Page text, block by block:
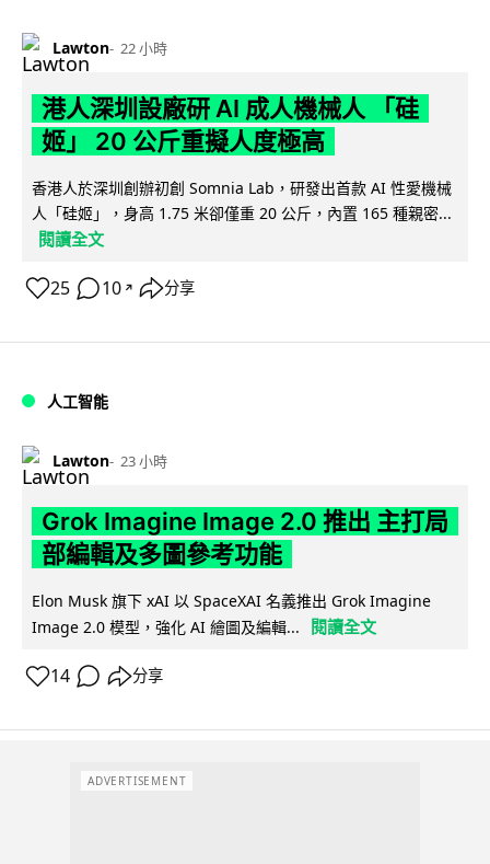
Lawton 22 小時
港人深圳設廠研 AI 成人機械人 「硅
姬」 20 公斤重擬人度極高
香港人於深圳創辦初創 Somnia Lab，研發出首款 AI 性愛機械
人「硅姬」，身高 1.75 米卻僅重 20 公斤，內置 165 種親密...
閱讀全文
25 10 ↗ 分享
人工智能
Lawton 23 小時
Grok Imagine Image 2.0 推出 主打局
部編輯及多圖參考功能
Elon Musk 旗下 xAI 以 SpaceXAI 名義推出 Grok Imagine
Image 2.0 模型，強化 AI 繪圖及編輯...
閱讀全文
14 分享
ADVERTISEMENT